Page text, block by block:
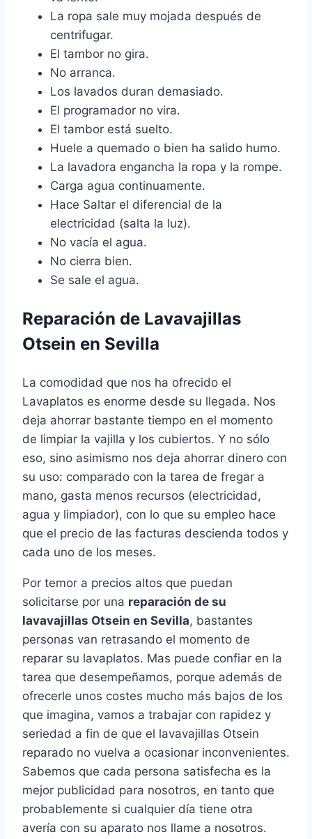
La ropa sale muy mojada después de
centrifugar.
El tambor no gira.
No arranca.
Los lavados duran demasiado.
El programador no vira.
El tambor está suelto.
Huele a quemado o bien ha salido humo.
La lavadora engancha la ropa y la rompe.
Carga agua continuamente.
Hace Saltar el diferencial de la
electricidad (salta la luz).
No vacía el agua.
No cierra bien.
Se sale el agua.
Reparación de Lavavajillas
Otsein en Sevilla
La comodidad que nos ha ofrecido el
Lavaplatos es enorme desde su llegada. Nos
deja ahorrar bastante tiempo en el momento
de limpiar la vajilla y los cubiertos. Y no sólo
eso, sino asimismo nos deja ahorrar dinero con
su uso: comparado con la tarea de fregar a
mano, gasta menos recursos (electricidad,
agua y limpiador), con lo que su empleo hace
que el precio de las facturas descienda todos y
cada uno de los meses.
Por temor a precios altos que puedan
solicitarse por una reparación de su
lavavajillas Otsein en Sevilla, bastantes
personas van retrasando el momento de
reparar su lavaplatos. Mas puede confiar en la
tarea que desempeñamos, porque además de
ofrecerle unos costes mucho más bajos de los
que imagina, vamos a trabajar con rapidez y
seriedad a fin de que el lavavajillas Otsein
reparado no vuelva a ocasionar inconvenientes.
Sabemos que cada persona satisfecha es la
mejor publicidad para nosotros, en tanto que
probablemente si cualquier día tiene otra
avería con su aparato nos llame a nosotros.